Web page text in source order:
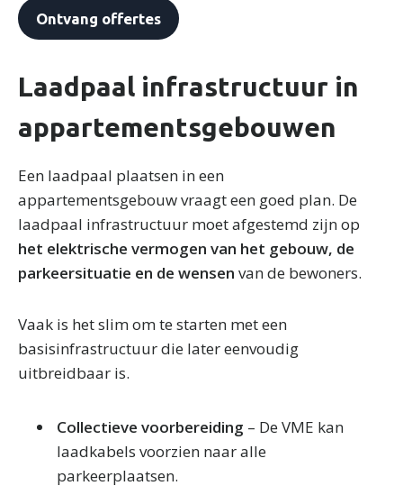
Ontvang offertes
Laadpaal infrastructuur in
appartementsgebouwen
Een laadpaal plaatsen in een
appartementsgebouw vraagt een goed plan. De
laadpaal infrastructuur moet afgestemd zijn op
het elektrische vermogen van het gebouw, de
parkeersituatie en de wensen van de bewoners.
Vaak is het slim om te starten met een
basisinfrastructuur die later eenvoudig
uitbreidbaar is.
Collectieve voorbereiding – De VME kan
laadkabels voorzien naar alle
parkeerplaatsen.